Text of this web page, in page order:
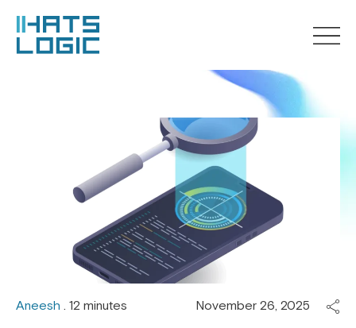
Aneesh . 12 minutes November 26, 2025